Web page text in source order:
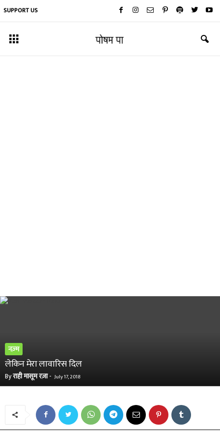
SUPPORT US
नज़्म
लेकिन मेरा लावारिस दिल
Byराही मासूम रज़ा- July 17, 2018